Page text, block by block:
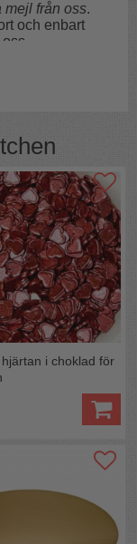
mejl från oss.
och enbart
VIA POST.
brev.
i choklad för